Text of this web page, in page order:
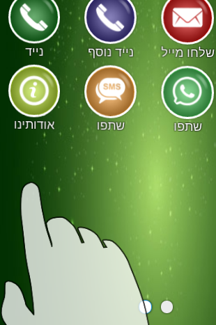
נייד נייד נוסף שלחו מייל
אודותינו שתפו שתפו